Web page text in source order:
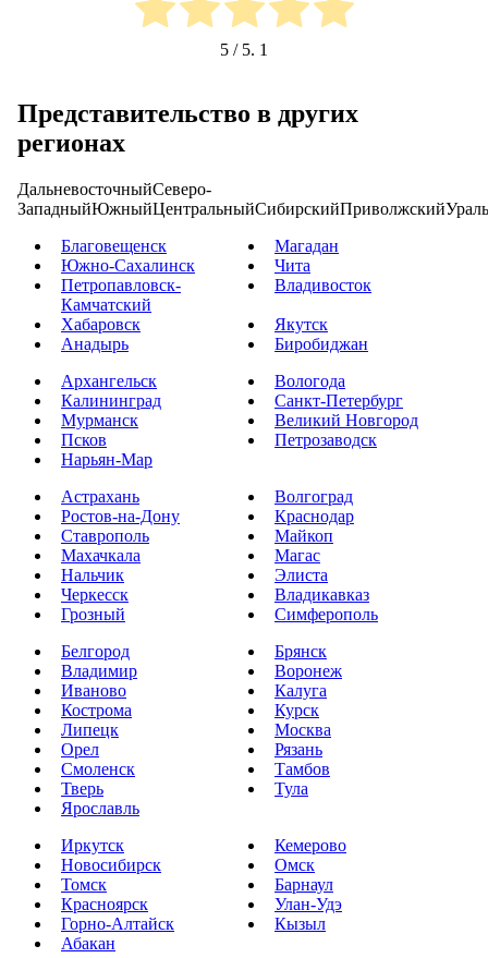
5 / 5. 1
Представительство в других
регионах
ДальневосточныйСеверо-
ЗападныйЮжныйЦентральныйСибирскийПриволжский
Благовещенск
Магадан
Южно-Сахалинск
Чита
Петропавловск-
Камчатский
Владивосток
Хабаровск
Якутск
Анадырь
Биробиджан
Архангельск
Вологода
Калининград
Санкт-Петербург
Мурманск
Великий Новгород
Псков
Петрозаводск
Нарьян-Мар
Астрахань
Волгоград
Ростов-на-Дону
Краснодар
Ставрополь
Майкоп
Махачкала
Магас
Нальчик
Элиста
Черкесск
Владикавказ
Грозный
Симферополь
Белгород
Брянск
Владимир
Воронеж
Иваново
Калуга
Кострома
Курск
Липецк
Москва
Орел
Рязань
Смоленск
Тамбов
Тверь
Тула
Ярославль
Иркутск
Кемерово
Новосибирск
Омск
Томск
Барнаул
Красноярск
Улан-Удэ
Горно-Алтайск
Кызыл
Абакан